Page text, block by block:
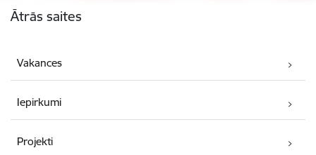
Ātrās saites
Vakances
Iepirkumi
Projekti